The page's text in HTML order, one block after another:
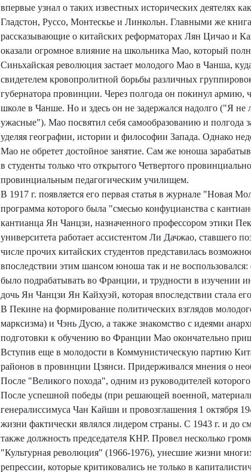
впервые узнал о таких известных исторических деятелях
Гладстон, Руссо, Монтескье и Линкольн. Главными же
рассказывающие о китайских реформаторах Лян Цичао и
оказали огромное влияние на школьника Мао, который
Синьхайская революция застает молодого Мао в Чанша,
свидетелем кровопролитной борьбы различных
губернатора провинции. Через полгода он покинул армию,
школе в Чанше. Но и здесь он не задержался надолго ("Я
ужасные"). Мао посвятил себя самообразованию и полгода
уделяя географии, истории и философии Запада. Однако
Мао не обретет достойное занятие. Сам же юноша
в студенты только что открытого Четвертого
провинциальным педагогическим училищем.
В 1917 г. появляется его первая статья в журнале "Новая
программа которого была "смесью конфуцианства с
кантианца Ян Чанцзи, назначенного профессором этики
университета работает ассистентом Ли Дачжао,
числе прочих китайских студентов представилась
впоследствии этим шансом юноша так и не
было подрабатывать во Франции, и трудности в
дочь Ян Чанцзи Ян Кайхуэй, которая впоследствии стала
В Пекине на формирование политических взглядов
марксизма) и Чэнь Дусю, а также знакомство с идеями
подготовки к обучению во Франции Мао окончательно
Вступив еще в молодости в Коммунистическую партию
районов в провинции Цзянси. Придерживался мнения о
После "Великого похода", одним из руководителей
После успешной победы (при решающей военной,
генералиссимуса Чан Кайши и провозглашения 1 октября
жизни фактически являлся лидером страны. С 1943 г. и до
также должность председателя КНР. Провел несколько
"Культурная революция" (1966-1976), унесшие жизни
репрессии, которые критиковались не только в